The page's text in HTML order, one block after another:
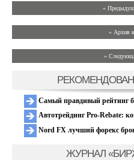
«
» Архив
»
Самый правдивый рейтинг
Автотрейдинг Pro-Rebate:
Nord FX лучший форекс
ЖУРНАЛ